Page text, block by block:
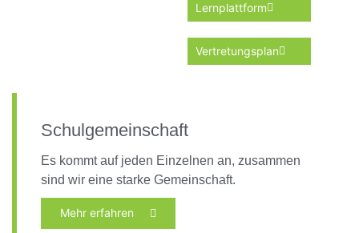
Lernplattform
Vertretungsplan
Schulgemeinschaft
Es kommt auf jeden Einzelnen an, zusammen
sind wir eine starke Gemeinschaft.
Mehr erfahren